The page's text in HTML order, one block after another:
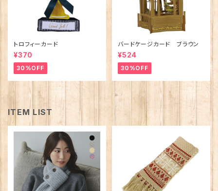
トロフィーカード
¥370
30%OFF
バードケージカード ブラウン
¥524
30%OFF
ITEM LIST